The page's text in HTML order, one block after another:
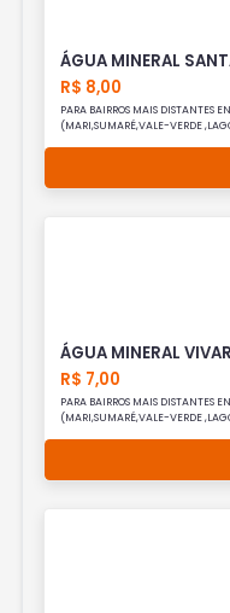
ÁGUA MINERAL
R$ 8,00
PARA BAIRROS MAIS DISTANTES
(MARI,SUMARÉ,VALE-VERDE
ÁGUA MINERAL
R$ 7,00
PARA BAIRROS MAIS DISTANTES
(MARI,SUMARÉ,VALE-VERDE